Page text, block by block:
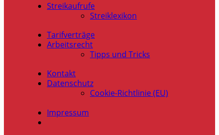
Streikaufrufe
Streiklexikon
Tarifverträge
Arbeitsrecht
Tipps und Tricks
Kontakt
Datenschutz
Cookie-Richtlinie (EU)
Impressum